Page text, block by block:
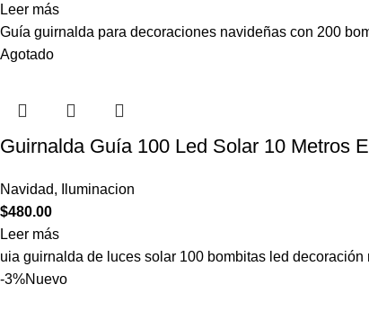
Leer más
Guía guirnalda para decoraciones navideñas con 200
Agotado
Guirnalda Guía 100 Led Solar 10 Metros
Navidad,
Iluminacion
$480.00
Leer más
uia guirnalda de luces solar 100 bombitas led
-3%Nuevo